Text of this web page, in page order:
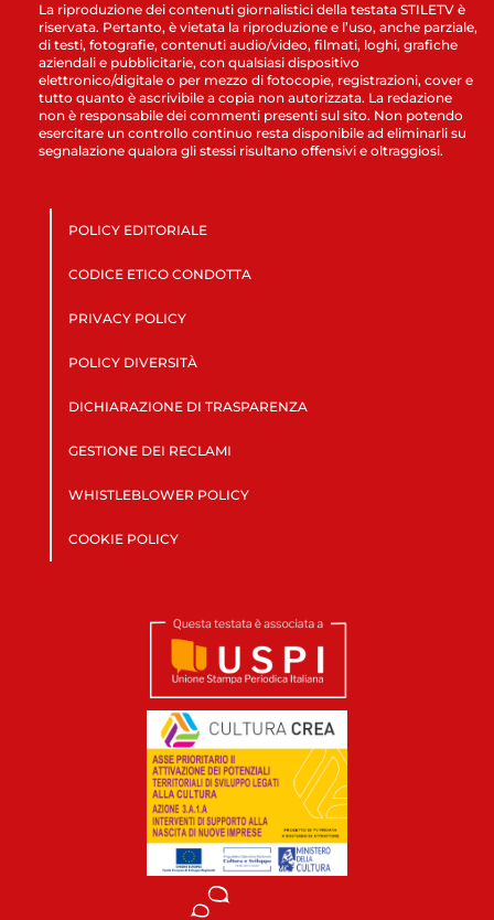
La riproduzione dei contenuti giornalistici della testata STILETV è
riservata. Pertanto, è vietata la riproduzione e l’uso, anche parziale,
di testi, fotografie, contenuti audio/video, filmati, loghi, grafiche
aziendali e pubblicitarie, con qualsiasi dispositivo
elettronico/digitale o per mezzo di fotocopie, registrazioni, cover e
tutto quanto è ascrivibile a copia non autorizzata. La redazione
non è responsabile dei commenti presenti sul sito. Non potendo
esercitare un controllo continuo resta disponibile ad eliminarli su
segnalazione qualora gli stessi risultano offensivi e oltraggiosi.
POLICY EDITORIALE
CODICE ETICO CONDOTTA
PRIVACY POLICY
POLICY DIVERSITÀ
DICHIARAZIONE DI TRASPARENZA
GESTIONE DEI RECLAMI
WHISTLEBLOWER POLICY
COOKIE POLICY